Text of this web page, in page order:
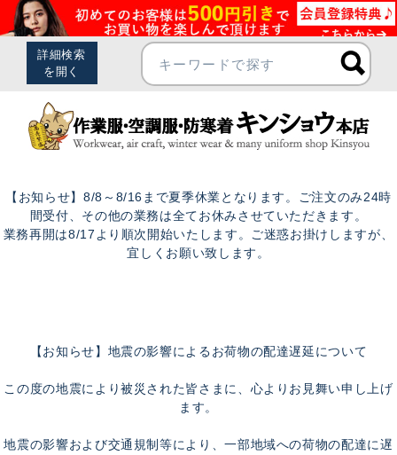
【お知らせ】8/8～8/16まで夏季休業となります。ご注文のみ24時
間受付、その他の業務は全てお休みさせていただきます。
業務再開は8/17より順次開始いたします。ご迷惑お掛けしますが、
宜しくお願い致します。
【お知らせ】地震の影響によるお荷物の配達遅延について
この度の地震により被災された皆さまに、心よりお見舞い申し上げ
ます。
地震の影響および交通規制等により、一部地域への荷物の配達に遅